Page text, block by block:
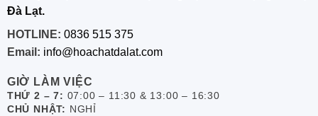
Đà Lạt.
HOTLINE: 0836 515 375
Email: info@hoachatdalat.com
GIỜ LÀM VIỆC
THỨ 2 – 7: 07:00 – 11:30 & 13:00 – 16:30
CHỦ NHẬT: NGHỈ